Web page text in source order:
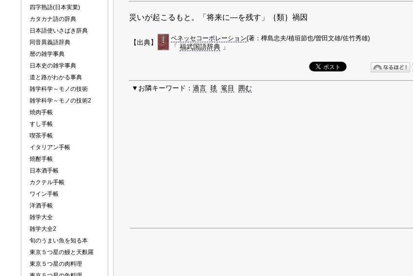
四字熟語(日本実業)
カタカナ語の辞典
日本語使いさばき辞典
同音異義語辞典
暦の雑学事典
日本史の雑学事典
道と路がわかる事典
雑学科学～モノの技術
雑学科学～モノの技術2
焼肉手帳
すし手帳
喫茶手帳
イタリアン手帳
焼酎手帳
日本酒手帳
カクテル手帳
ワイン手帳
洋酒手帳
雑学大全
雑学大全2
旬のうまい魚を知る本
東京５つ星の鰻と天麩羅
東京５つ星の肉料理
災いが起こるもと。「将来に―を残す」｛類｝禍因
【出典】
ベネッセコーポレーション(著：樺島忠夫/植垣節也/曽田文雄/佐竹秀雄)
「 福武国語辞典」
▼お隣キーワード： 過言 毬 篭目 囲む